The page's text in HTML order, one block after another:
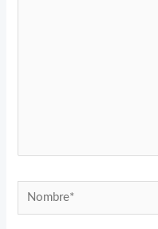
Nombre*